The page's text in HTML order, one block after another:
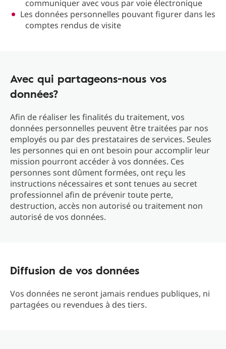
communiquer avec vous par voie électronique
Les données personnelles pouvant figurer dans les
comptes rendus de visite
Avec qui partageons-nous vos
données?
Afin de réaliser les finalités du traitement, vos
données personnelles peuvent être traitées par nos
employés ou par des prestataires de services. Seules
les personnes qui en ont besoin pour accomplir leur
mission pourront accéder à vos données. Ces
personnes sont dûment formées, ont reçu les
instructions nécessaires et sont tenues au secret
professionnel afin de prévenir toute perte,
destruction, accès non autorisé ou traitement non
autorisé de vos données.
Diffusion de vos données
Vos données ne seront jamais rendues publiques, ni
partagées ou revendues à des tiers.